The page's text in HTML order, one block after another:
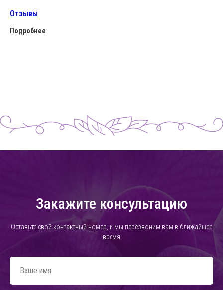
Отзывы
Подробнее
Закажите консультацию
Оставьте свой контактный номер, и мы перезвоним вам в ближайшее
время
Ваше имя